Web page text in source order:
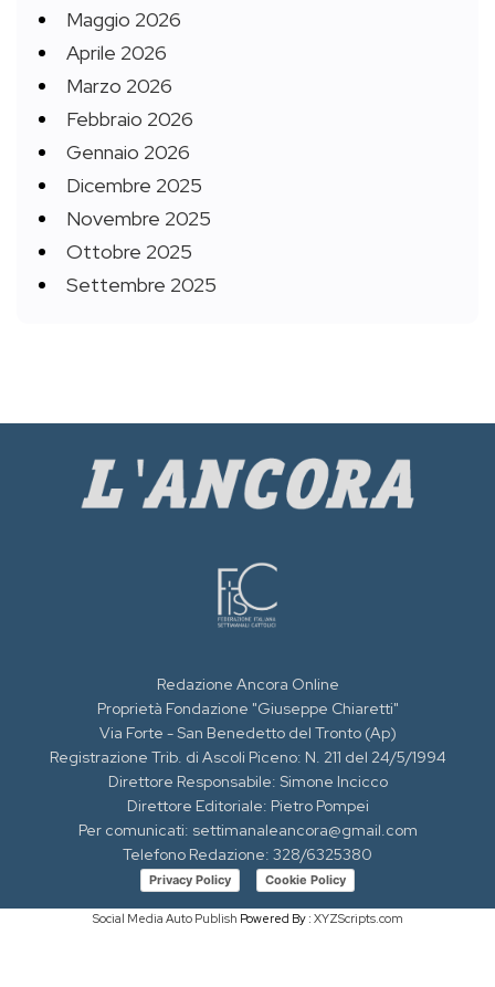
Maggio 2026
Aprile 2026
Marzo 2026
Febbraio 2026
Gennaio 2026
Dicembre 2025
Novembre 2025
Ottobre 2025
Settembre 2025
Redazione Ancora Online
Proprietà Fondazione "Giuseppe Chiaretti"
Via Forte - San Benedetto del Tronto (Ap)
Registrazione Trib. di Ascoli Piceno: N. 211 del 24/5/1994
Direttore Responsabile: Simone Incicco
Direttore Editoriale: Pietro Pompei
Per comunicati: settimanaleancora@gmail.com
Telefono Redazione: 328/6325380
Privacy Policy Cookie Policy
Social Media Auto Publish Powered By : XYZScripts.com